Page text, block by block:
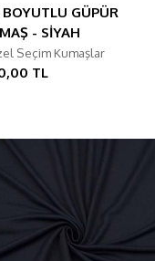
BOYUTLU GÜPÜR
- SİYAH
Seçim Kumaşlar
TL